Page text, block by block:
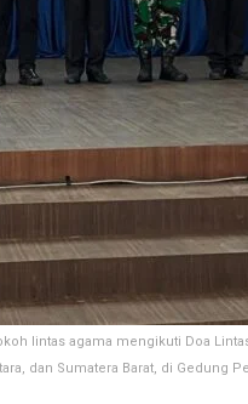
lintas agama mengikuti Doa
dan Sumatera Barat, di Gedung